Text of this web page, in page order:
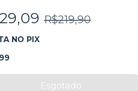
R$219,90
NO PIX